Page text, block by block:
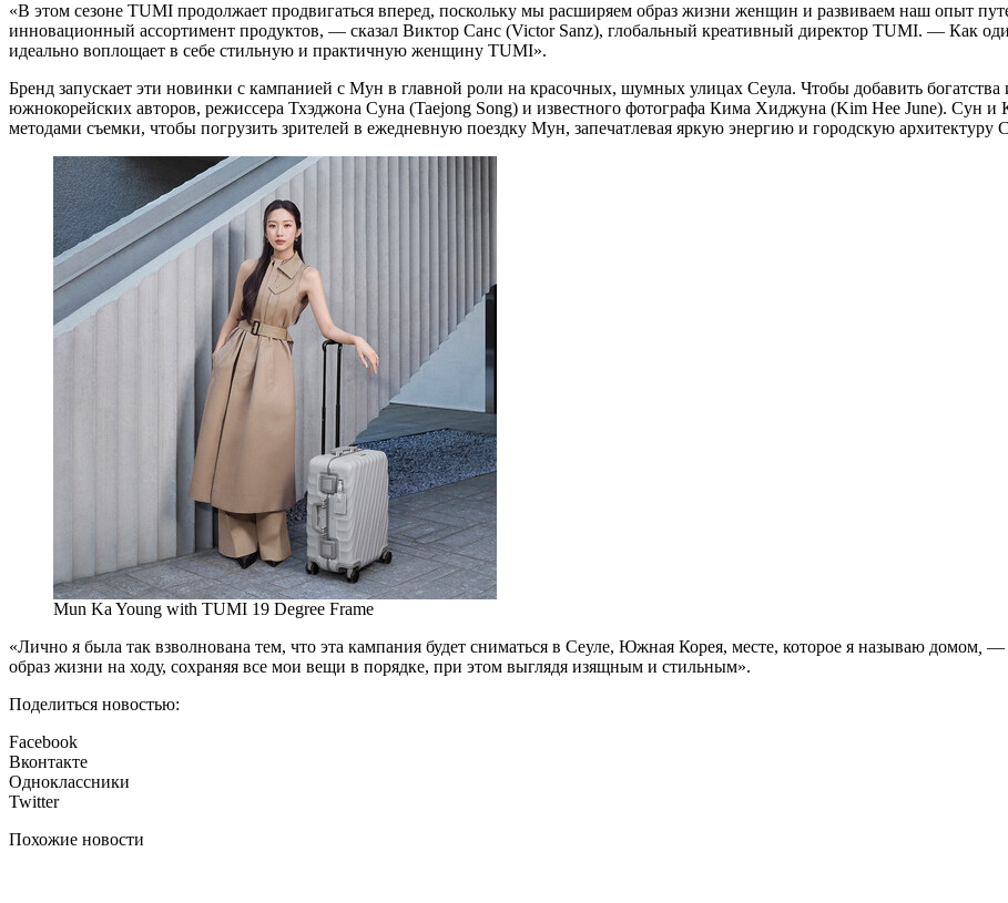
«В этом сезоне TUMI продолжает продвигаться вперед, поскольку мы расширяем образ жизни женщин и развиваем наш опыт
инновационный ассортимент продуктов, — сказал Виктор Санс (Victor Sanz), глобальный креативный директор TUMI. — Как
идеально воплощает в себе стильную и практичную женщину TUMI».
Бренд запускает эти новинки с кампанией с Мун в главной роли на красочных, шумных улицах Сеула. Чтобы добавить
южнокорейских авторов, режиссера Тхэджона Суна (Taejong Song) и известного фотографа Кима Хиджуна (Kim Hee June).
методами съемки, чтобы погрузить зрителей в ежедневную поездку Мун, запечатлевая яркую энергию и городскую архитектуру
Mun Ka Young with TUMI 19 Degree Frame
«Лично я была так взволнована тем, что эта кампания будет сниматься в Сеуле, Южная Корея, месте, которое я называю домом, —
образ жизни на ходу, сохраняя все мои вещи в порядке, при этом выглядя изящным и стильным».
Поделиться новостью:
Facebook
Вконтакте
Одноклассники
Twitter
Похожие новости